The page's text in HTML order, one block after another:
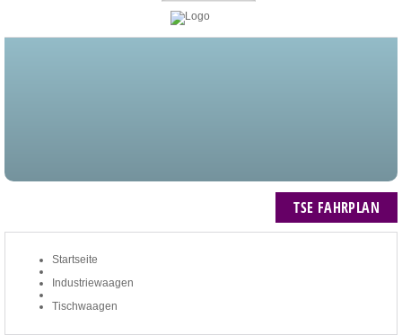
TSE FAHRPLAN
Startseite
Industriewaagen
Tischwaagen